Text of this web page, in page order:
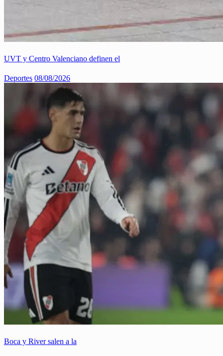
UVT y Centro Valenciano definen el
Deportes 08/08/2026
Boca y River salen a la